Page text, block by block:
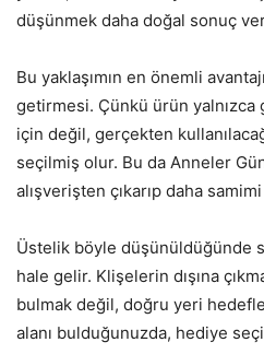
düşünmek daha doğal sonuç
Bu yaklaşımın en önemli
getirmesi. Çünkü ürün
için değil, gerçekten
seçilmiş olur. Bu da Anneler
alışverişten çıkarıp daha
Üstelik böyle düşünüldüğünde
hale gelir. Klişelerin dışına
bulmak değil, doğru yeri
alanı bulduğunuzda, hediye